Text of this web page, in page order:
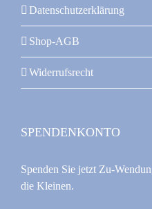
Datenschutzerklärung
Shop-AGB
Widerrufsrecht
SPENDENKONTO
Spenden Sie jetzt Zu-
die Kleinen.